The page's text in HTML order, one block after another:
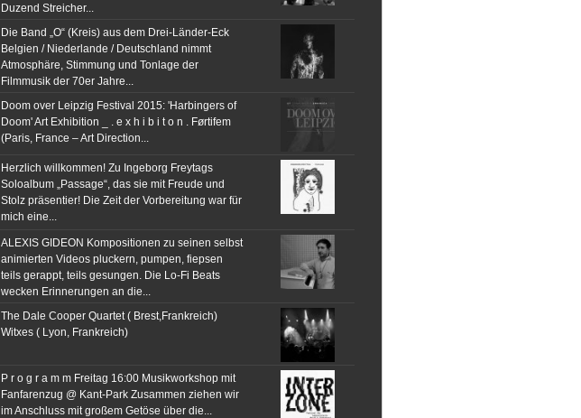
Duzend Streicher...
Die Band „O“ (Kreis) aus dem Drei-Länder-Eck
Belgien / Niederlande / Deutschland nimmt
Atmosphäre, Stimmung und Tonlage der
Filmmusik der 70er Jahre...
Doom over Leipzig Festival 2015: 'Harbingers of
Doom' Art Exhibition _ . e x h i b i t o n . Førtifem
(Paris, France – Art Direction...
Herzlich willkommen! Zu Ingeborg Freytags
Soloalbum „Passage“, das sie mit Freude und
Stolz präsentier! Die Zeit der Vorbereitung war für
mich eine...
ALEXIS GIDEON Kompositionen zu seinen selbst
animierten Videos pluckern, pumpen, fiepsen
teils gerappt, teils gesungen. Die Lo-Fi Beats
wecken Erinnerungen an die...
The Dale Cooper Quartet ( Brest,Frankreich)
Witxes ( Lyon, Frankreich)
P r o g r a m m Freitag 16:00 Musikworkshop mit
Fanfarenzug @ Kant-Park Zusammen ziehen wir
im Anschluss mit großem Getöse über die...